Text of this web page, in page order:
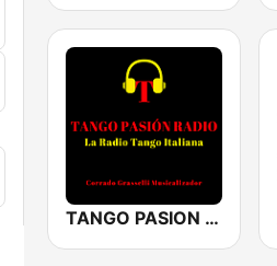
TANGO PASION RADIO